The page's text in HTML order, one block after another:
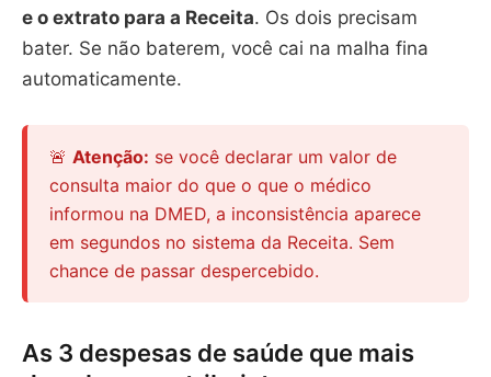
e o extrato para a Receita. Os dois precisam
bater. Se não baterem, você cai na malha fina
automaticamente.
🚨 Atenção: se você declarar um valor de
consulta maior do que o que o médico
informou na DMED, a inconsistência aparece
em segundos no sistema da Receita. Sem
chance de passar despercebido.
As 3 despesas de saúde que mais